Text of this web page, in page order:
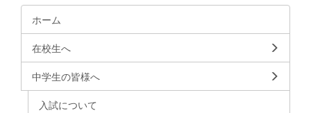
ホーム
在校生へ
中学生の皆様へ
入試について